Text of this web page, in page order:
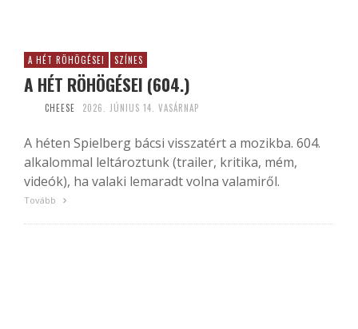
A HÉT RÖHÖGÉSEI SZÍNES
A HÉT RÖHÖGÉSEI (604.)
CHEESE 2026. JÚNIUS 14. VASÁRNAP
A héten Spielberg bácsi visszatért a mozikba. 604.
alkalommal leltároztunk (trailer, kritika, mém,
videók), ha valaki lemaradt volna valamiről.
Tovább